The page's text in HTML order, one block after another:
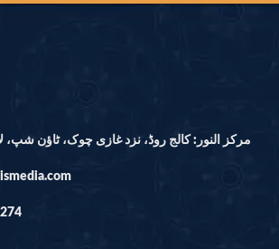
مرکز النور: کالج روڈ، نزد غازی چوک، ٹاؤن شپ،